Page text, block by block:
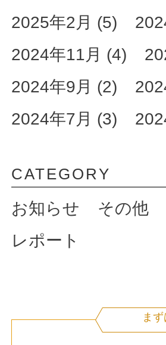
2025年2月 (5)
2024年11月 (4)
2024年9月 (2)
2024年7月 (3)
CATEGORY
お知らせ その他
レポート
ま